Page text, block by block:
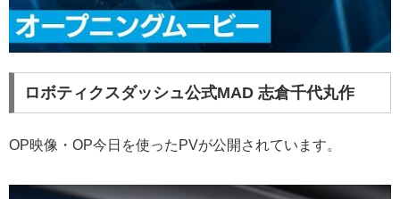
ロボティクスダッシュ公式MAD 志倉千代丸作
OP映像・OP今日を使ったPVが公開されています。